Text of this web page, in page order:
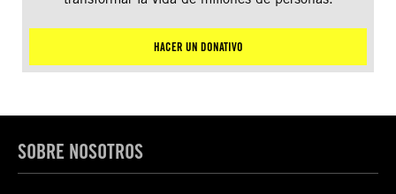
HACER UN DONATIVO
SOBRE NOSOTROS